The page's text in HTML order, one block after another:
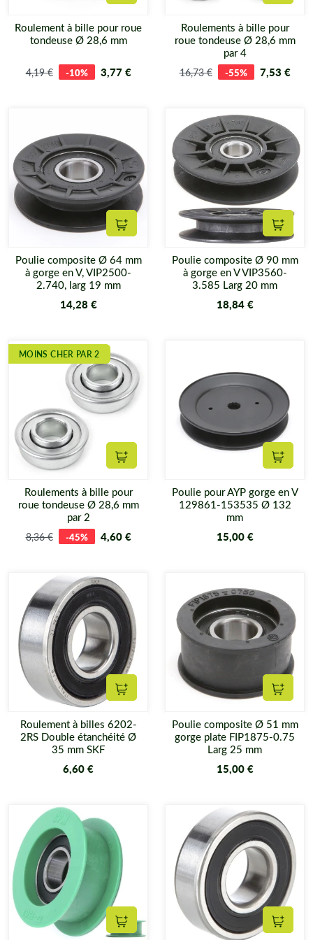
Bref, nous n’attendons plus que vous.
Ajouter au panier
Roulement à bille pour roue
tondeuse Ø 28,6 mm
4,19 € -10% 3,77 €
Roulements à bille pour
roue tondeuse Ø 28,6 mm
par 4
16,73 € -55% 7,53 €
Ajouter au panier
Poulie composite Ø 64 mm
à gorge en V, VIP2500-
2.740, larg 19 mm
14,28 €
Poulie composite Ø 90 mm
à gorge en V VIP3560-
3.585 Larg 20 mm
18,84 €
MOINS CHER PAR 2
Ajouter au panier
Roulements à bille pour
roue tondeuse Ø 28,6 mm
par 2
8,36 € -45% 4,60 €
Poulie pour AYP gorge en V
129861-153535 Ø 132
mm
15,00 €
Ajouter au panier
Roulement à billes 6202-
2RS Double étanchéité Ø
35 mm SKF
6,60 €
Poulie composite Ø 51 mm
gorge plate FIP1875-0.75
Larg 25 mm
15,00 €
Ajouter au panier